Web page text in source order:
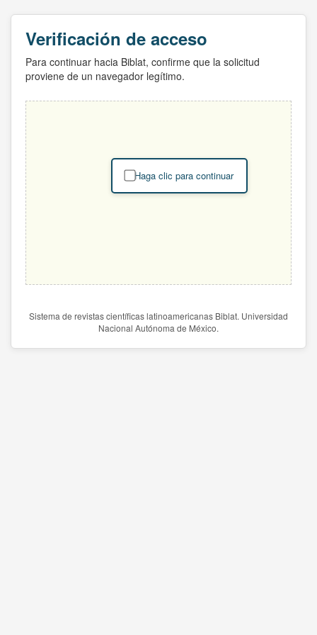
Verificación de acceso
Para continuar hacia Biblat, confirme que la solicitud
proviene de un navegador legítimo.
Haga clic para continuar
Sistema de revistas científicas latinoamericanas Biblat. Universidad
Nacional Autónoma de México.